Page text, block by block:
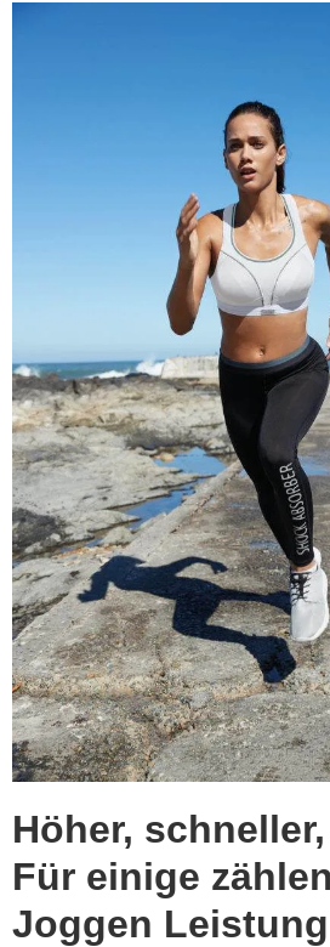
Höher,
Für einige
Joggen